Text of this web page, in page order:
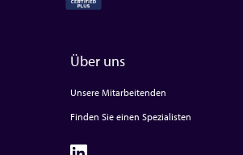
Über uns
Unsere Mitarbeitenden
Finden Sie einen Spezialisten